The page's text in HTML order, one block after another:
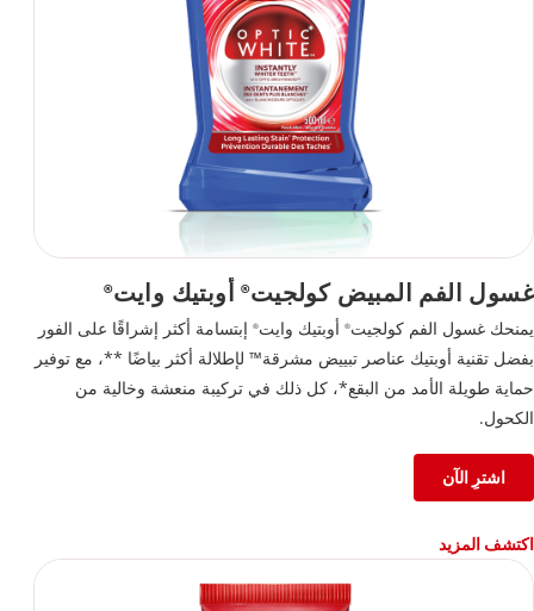
غسول الفم المبيض كولجيت®أوبتيك وايت®
يمنحك غسول الفم كولجيت® أوبتيك وايت® إبتسامة أكثر إشراقًا على الفور
بفضل تقنية أوبتيك عناصر تبييض مشرقة™ لإطلالة أكثر بياضًا **، مع توفير
حماية طويلة الأمد من البقع*، كل ذلك في تركيبة منعشة وخالية من
الكحول.
اشترِ الآن
اكتشف المزيد